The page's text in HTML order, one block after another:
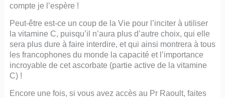
compte je l’espère !
Peut-être est-ce un coup de la Vie pour l’inciter à utiliser
la vitamine C, puisqu’il n’aura plus d’autre choix, qui elle
sera plus dure à faire interdire, et qui ainsi montrera à tous
les francophones du monde la capacité et l’importance
incroyable de cet ascorbate (partie active de la vitamine
C) !
Encore une fois, si vous avez accès au Pr Raoult, faites